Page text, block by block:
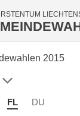
2015
FL DU